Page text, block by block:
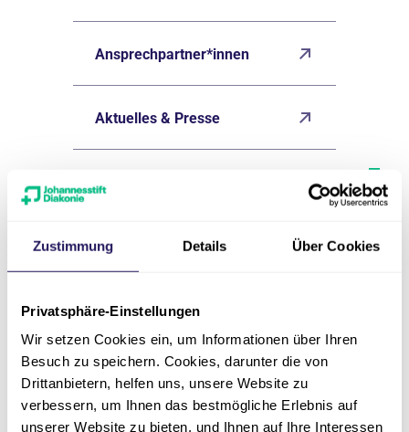
Zustimmung Details Über Cookies
Privatsphäre-Einstellungen
Wir setzen Cookies ein, um Informationen über Ihren
Besuch zu speichern. Cookies, darunter die von
Drittanbietern, helfen uns, unsere Website zu
verbessern, um Ihnen das bestmögliche Erlebnis auf
unserer Website zu bieten, und Ihnen auf Ihre Interessen
Ansprechpartner*innen
Aktuelles & Presse
Kontakt